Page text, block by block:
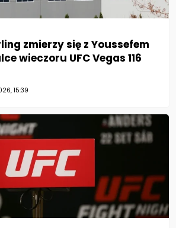
zmierzy się z Youssefem
wieczoru UFC Vegas 116
15:39